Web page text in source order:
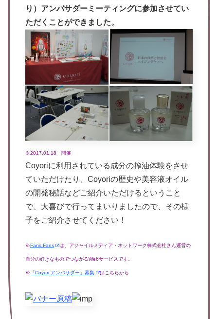
り）アンバサダーミーティングに参加させてい
ただくことができました。
※2017.01.18 開催
Coyoriに利用されている成分の搾油体験をさせ
ていただけたり、Coyoriの歴史や美容液オイル
の開発秘話などご紹介いただけるということ
で、大喜びで行ってまいりましたので、その様
子をご紹介させてください！
※Fans:Fans は、アジャイルメディア・ネットワーク株式会社さん運営の
自分の好きなものでつながるWebサービスです。
※ 「Coyori アンバサダー」募集 はこちらから